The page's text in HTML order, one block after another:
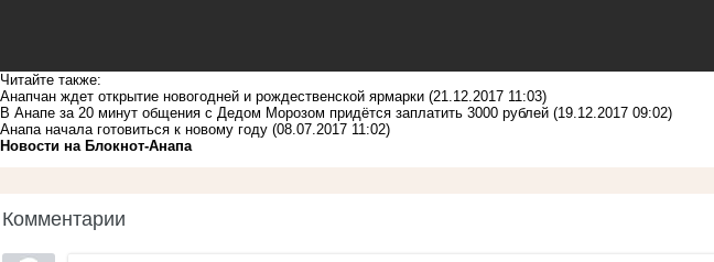
Читайте также:
Анапчан ждет открытие новогодней и рождественской ярмарки (21.12.2017 11:03)
В Анапе за 20 минут общения с Дедом Морозом придётся заплатить 3000 рублей (19.12.2017 09:02)
Анапа начала готовиться к новому году (08.07.2017 11:02)
Новости на Блoкнoт-Анапа
Комментарии